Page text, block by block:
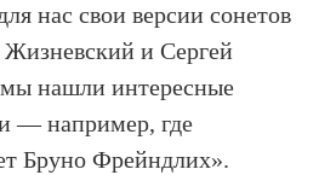
нас свои версии сонетов
Жизневский и Сергей
нашли интересные
— например, где
Бруно Фрейндлих».